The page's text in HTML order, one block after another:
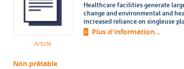
Article
Healthcare facilities generate
change and environmental and
increased reliance on singleuse
Plus d'information...
Non prêtable